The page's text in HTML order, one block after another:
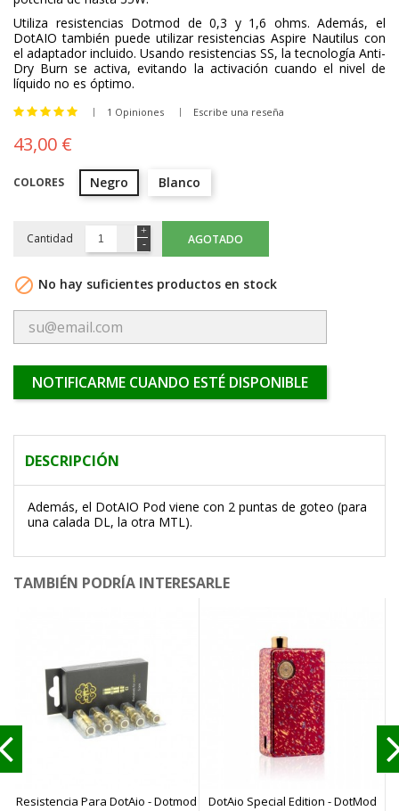
Utiliza resistencias Dotmod de 0,3 y 1,6 ohms. Además, el
DotAIO también puede utilizar resistencias Aspire Nautilus con
el adaptador incluido. Usando resistencias SS, la tecnología Anti-
Dry Burn se activa, evitando la activación cuando el nivel de
líquido no es óptimo.
1 Opiniones Escribe una reseña
43,00 €
COLORES Negro Blanco
Cantidad AGOTADO
 No hay suficientes productos en stock
NOTIFICARME CUANDO ESTÉ DISPONIBLE
DESCRIPCIÓN
Además, el DotAIO Pod viene con 2 puntas de goteo (para
una calada DL, la otra MTL).
TAMBIÉN PODRÍA INTERESARLE
Resistencia Para DotAio - Dotmod DotAio Special Edition - DotMod